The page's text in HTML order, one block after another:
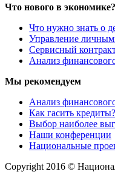
Что нового в экономике?
Что нужно знать о
Управление
Сервисный
Анализ
Мы рекомендуем
Анализ
Как гасить кредиты?
Выбор наиболее
Наши конференции
Национальные
Copyright 2016 ©